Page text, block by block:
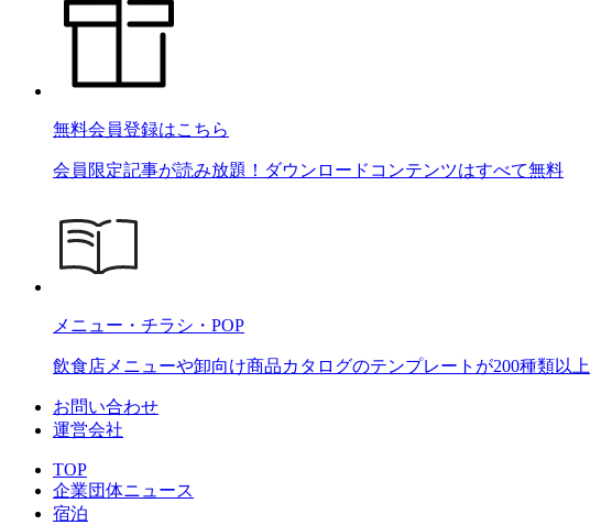
無料会員登録はこちら
会員限定記事が読み放題！ダウンロードコンテンツはすべて無料
メニュー・チラシ・POP
飲食店メニューや卸向け商品カタログのテンプレートが200種類以上
お問い合わせ
運営会社
TOP
企業団体ニュース
宿泊